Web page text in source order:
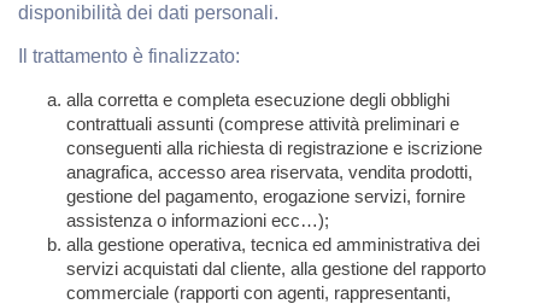
disponibilità dei dati personali.
Il trattamento è finalizzato:
alla corretta e completa esecuzione degli obblighi
contrattuali assunti (comprese attività preliminari e
conseguenti alla richiesta di registrazione e iscrizione
anagrafica, accesso area riservata, vendita prodotti,
gestione del pagamento, erogazione servizi, fornire
assistenza o informazioni ecc…);
alla gestione operativa, tecnica ed amministrativa dei
servizi acquistati dal cliente, alla gestione del rapporto
commerciale (rapporti con agenti, rappresentanti,